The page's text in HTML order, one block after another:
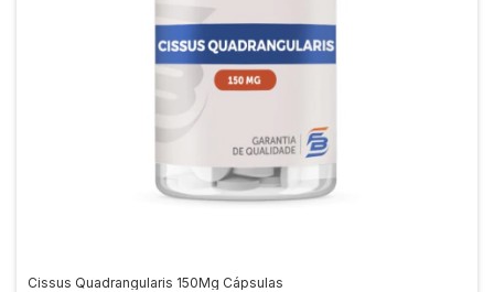
Cissus Quadrangularis 150Mg Cápsulas